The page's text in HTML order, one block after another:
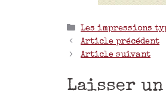
Les impressions
Article précédent
Article suivant
Laisser un